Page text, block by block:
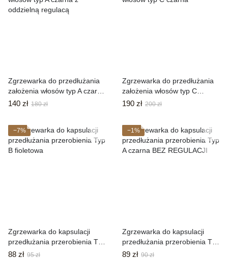
Zgrzewarka do przedłużania
założenia włosów typ A czarna
z oddzielną regulacą
140 zł 180 zł
Zgrzewarka do przedłużania
założenia włosów typ C
czarna
190 zł 200 zł
−7%
Zgrzewarka do kapsulacji
przedłużania przerobienia Typ
B fioletowa
88 zł 95 zł
−1%
Zgrzewarka do kapsulacji
przedłużania przerobienia Typ
A czarna BEZ REGULACJI
89 zł 90 zł